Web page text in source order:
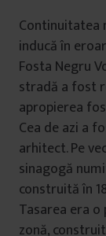
Continuitatea
inducă în
Fosta Negru
stradă a fost
apropierea
Cea de azi a
arhitect. Pe
sinagogă
construită în
Tasarea era
zonă,